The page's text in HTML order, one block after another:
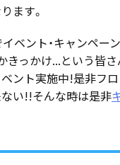
ます。
イベント・キャンペ
きっかけ...という皆
ント実施中!是非フ
い!!そんな時は是非